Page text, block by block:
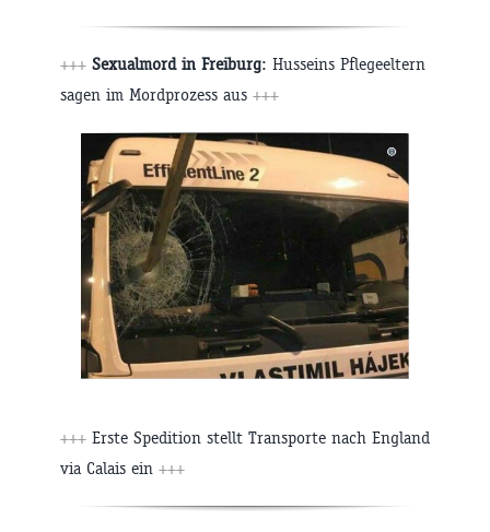
+++ Sexualmord in Freiburg: Husseins Pflegeeltern
sagen im Mordprozess aus +++
+++ Erste Spedition stellt Transporte nach England
via Calais ein +++